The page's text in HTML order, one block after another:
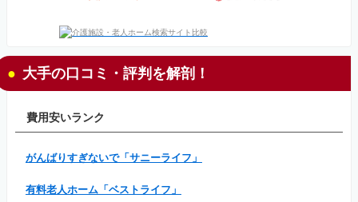
大手の口コミ・評判を解剖！
費用安いランク
がんばりすぎないで「サニーライフ」
有料老人ホーム「ベストライフ」